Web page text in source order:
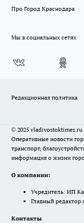
Про Город Краснодара
Мы в социальных сетях
Редакционная политика
© 2025 vladivostoktimes.ru
Оперативные новости
транспорт,
информация о жизни
О компании:
Учредитель: ИП
Главный
Контакты